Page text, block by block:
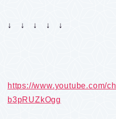
↓ ↓ ↓ ↓ ↓
https://www.youtube.com/
b3pRUZkOgg